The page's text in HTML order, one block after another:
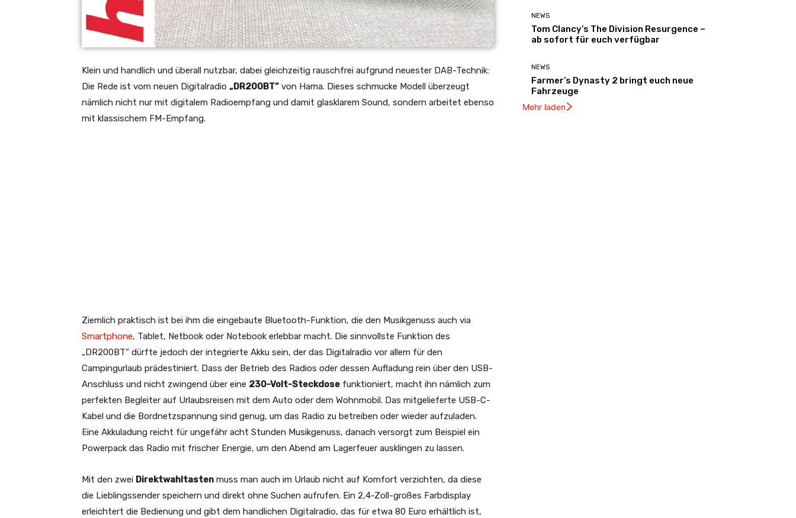
Klein und handlich und überall nutzbar, dabei gleichzeitig rauschfrei aufgrund neuester DAB-Technik:
Die Rede ist vom neuen Digitalradio „DR200BT“ von Hama. Dieses schmucke Modell überzeugt
nämlich nicht nur mit digitalem Radioempfang und damit glasklarem Sound, sondern arbeitet ebenso
mit klassischem FM-Empfang.
Ziemlich praktisch ist bei ihm die eingebaute Bluetooth-Funktion, die den Musikgenuss auch via
Smartphone, Tablet, Netbook oder Notebook erlebbar macht. Die sinnvollste Funktion des
„DR200BT“ dürfte jedoch der integrierte Akku sein, der das Digitalradio vor allem für den
Campingurlaub prädestiniert. Dass der Betrieb des Radios oder dessen Aufladung rein über den USB-
Anschluss und nicht zwingend über eine 230-Volt-Steckdose funktioniert, macht ihn nämlich zum
perfekten Begleiter auf Urlaubsreisen mit dem Auto oder dem Wohnmobil. Das mitgelieferte USB-C-
Kabel und die Bordnetzspannung sind genug, um das Radio zu betreiben oder wieder aufzuladen.
Eine Akkuladung reicht für ungefähr acht Stunden Musikgenuss, danach versorgt zum Beispiel ein
Powerpack das Radio mit frischer Energie, um den Abend am Lagerfeuer ausklingen zu lassen.
Mit den zwei Direktwahltasten muss man auch im Urlaub nicht auf Komfort verzichten, da diese
die Lieblingssender speichern und direkt ohne Suchen aufrufen. Ein 2,4-Zoll-großes Farbdisplay
erleichtert die Bedienung und gibt dem handlichen Digitalradio, das für etwa 80 Euro erhältlich ist,
NEWS
Tom Clancy’s The Division Resurgence –
ab sofort für euch verfügbar
NEWS
Farmer’s Dynasty 2 bringt euch neue
Fahrzeuge
Mehr laden